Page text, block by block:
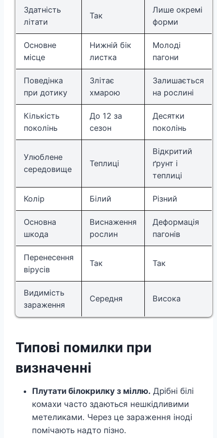
Здатність
літати
Так
Лише окремі
форми
Основне
місце
Нижній бік
листка
Молоді
пагони
Поведінка
при дотику
Злітає
хмарою
Залишається
на рослині
Кількість
поколінь
До 12 за
сезон
Десятки
поколінь
Улюблене
середовище
Теплиці
Відкритий
ґрунт і
теплиці
Колір Білий Різний
Основна
шкода
Виснаження
рослин
Деформація
пагонів
Перенесення
вірусів
Так Так
Видимість
зараження
Середня Висока
Типові помилки при
визначенні
Плутати білокрилку з міллю. Дрібні білі
комахи часто здаються нешкідливими
метеликами. Через це зараження іноді
помічають надто пізно.